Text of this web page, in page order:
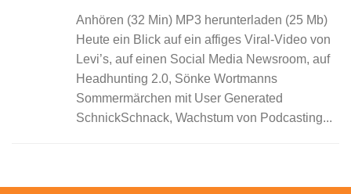
Anhören (32 Min) MP3 herunterladen (25 Mb)
Heute ein Blick auf ein affiges Viral-Video von
Levi’s, auf einen Social Media Newsroom, auf
Headhunting 2.0, Sönke Wortmanns
Sommermärchen mit User Generated
SchnickSchnack, Wachstum von Podcasting...